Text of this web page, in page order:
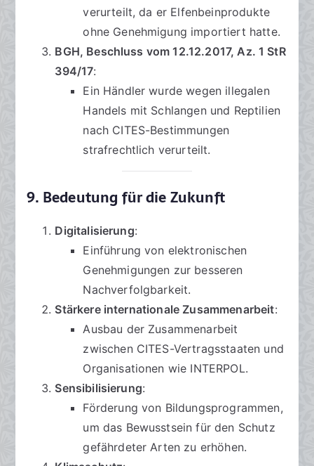
verurteilt, da er Elfenbeinprodukte
ohne Genehmigung importiert hatte.
BGH, Beschluss vom 12.12.2017, Az. 1 StR
394/17:
Ein Händler wurde wegen illegalen
Handels mit Schlangen und Reptilien
nach CITES-Bestimmungen
strafrechtlich verurteilt.
9. Bedeutung für die Zukunft
Digitalisierung:
Einführung von elektronischen
Genehmigungen zur besseren
Nachverfolgbarkeit.
Stärkere internationale Zusammenarbeit:
Ausbau der Zusammenarbeit
zwischen CITES-Vertragsstaaten und
Organisationen wie INTERPOL.
Sensibilisierung:
Förderung von Bildungsprogrammen,
um das Bewusstsein für den Schutz
gefährdeter Arten zu erhöhen.